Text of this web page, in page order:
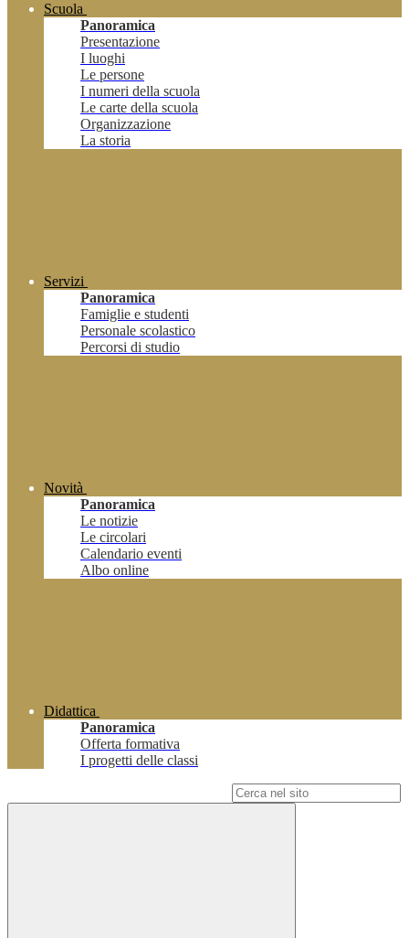
Scuola
Panoramica
Presentazione
I luoghi
Le persone
I numeri della scuola
Le carte della scuola
Organizzazione
La storia
Servizi
Panoramica
Famiglie e studenti
Personale scolastico
Percorsi di studio
Novità
Panoramica
Le notizie
Le circolari
Calendario eventi
Albo online
Didattica
Panoramica
Offerta formativa
I progetti delle classi